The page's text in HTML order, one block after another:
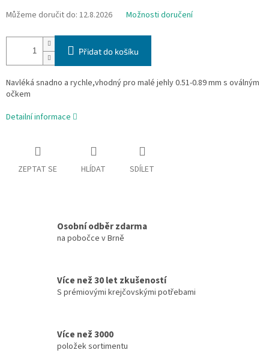
Můžeme doručit do: 12.8.2026 Možnosti doručení
Přidat do košíku
Navléká snadno a rychle,vhodný pro malé jehly0.51-0.89 mm s oválným
očkem
Detailní informace
ZEPTAT SE HLÍDAT SDÍLET
Osobní odběr zdarma
na pobočce v Brně
Více než 30 let zkušeností
S prémiovými krejčovskými potřebami
Více než 3000
položek sortimentu